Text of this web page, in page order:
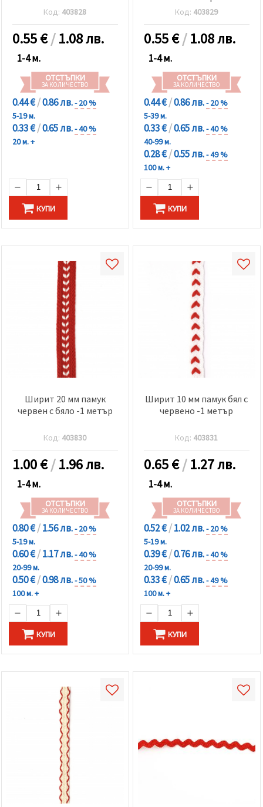
Код: 403828
0.55€/1.08 лв.
1-4 м.
ОТСТЪПКИ
ЗА КОЛИЧЕСТВО
0.44 €/0.86 лв.- 20 %
5-19 м.
0.33 €/0.65 лв.- 40 %
20 м. +
КУПИ
Код: 403829
0.55€/1.08 лв.
1-4 м.
ОТСТЪПКИ
ЗА КОЛИЧЕСТВО
0.44 €/0.86 лв.- 20 %
5-39 м.
0.33 €/0.65 лв.- 40 %
40-99 м.
0.28 €/0.55 лв.- 49 %
100 м. +
КУПИ
Ширит 20 мм памук
червен с бяло -1 метър
Код: 403830
1.00€/1.96 лв.
1-4 м.
ОТСТЪПКИ
ЗА КОЛИЧЕСТВО
0.80 €/1.56 лв.- 20 %
5-19 м.
0.60 €/1.17 лв.- 40 %
20-99 м.
0.50 €/0.98 лв.- 50 %
100 м. +
КУПИ
Ширит 10 мм памук бял с
червено -1 метър
Код: 403831
0.65€/1.27 лв.
1-4 м.
ОТСТЪПКИ
ЗА КОЛИЧЕСТВО
0.52 €/1.02 лв.- 20 %
5-19 м.
0.39 €/0.76 лв.- 40 %
20-99 м.
0.33 €/0.65 лв.- 49 %
100 м. +
КУПИ